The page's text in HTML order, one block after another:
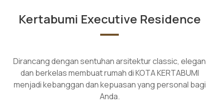
Kertabumi Executive Residence
Dirancang dengan sentuhan arsitektur classic, elegan
dan berkelas membuat rumah di KOTA KERTABUMI
menjadi kebanggan dan kepuasan yang personal bagi
Anda.